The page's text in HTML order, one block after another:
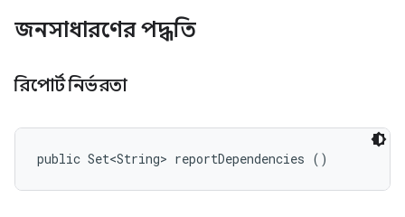
জনসাধারণের পদ্ধতি
রিপোর্ট নির্ভরতা
public Set<String> reportDependencies ()